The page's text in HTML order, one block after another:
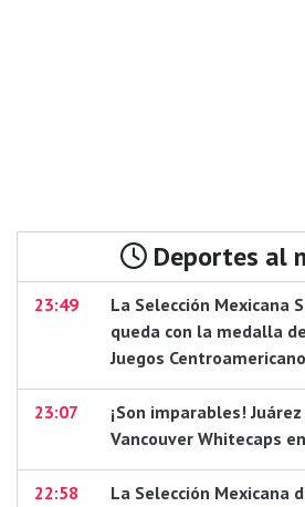
Deportes al
23:49
La Selección Mexicana
queda con la medalla
Juegos
23:07
¡Son imparables!
Vancouver Whitecaps
22:58
La Selección Mexicana